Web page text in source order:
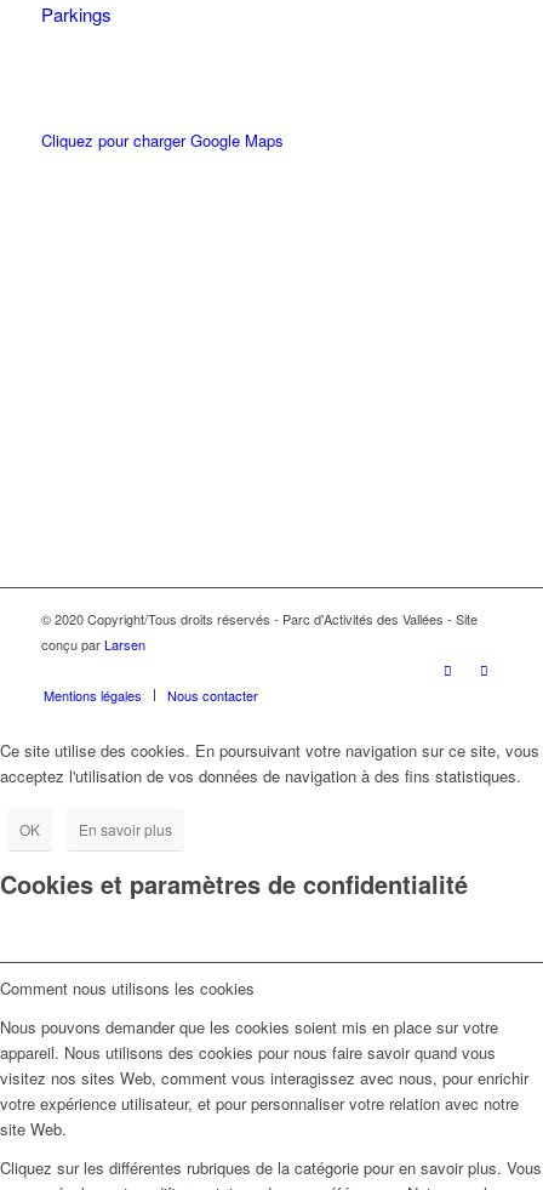
Parkings
Cliquez pour charger Google Maps
© 2020 Copyright/Tous droits réservés - Parc d'Activités des Vallées - Site
conçu parLarsen
Mentions légales Nous contacter
Ce site utilise des cookies. En poursuivant votre navigation sur ce site, vous
acceptez l'utilisation de vos données de navigation à des fins statistiques.
OK En savoir plus
Cookies et paramètres de confidentialité
Comment nous utilisons les cookies
Nous pouvons demander que les cookies soient mis en place sur votre
appareil. Nous utilisons des cookies pour nous faire savoir quand vous
visitez nos sites Web, comment vous interagissez avec nous, pour enrichir
votre expérience utilisateur, et pour personnaliser votre relation avec notre
site Web.
Cliquez sur les différentes rubriques de la catégorie pour en savoir plus. Vous